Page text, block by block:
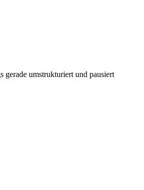
gerade umstrukturiert und pausiert